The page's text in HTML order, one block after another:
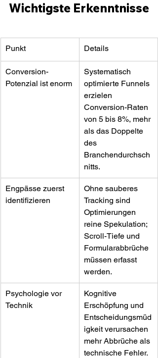
Wichtigste Erkenntnisse
Punkt Details
Conversion-
Potenzial ist enorm
Systematisch
optimierte Funnels
erzielen
Conversion-Raten
von 5 bis 8%, mehr
als das Doppelte
des
Branchendurchsch
nitts.
Engpässe zuerst
identifizieren
Ohne sauberes
Tracking sind
Optimierungen
reine Spekulation;
Scroll-Tiefe und
Formularabbrüche
müssen erfasst
werden.
Psychologie vor
Technik
Kognitive
Erschöpfung und
Entscheidungsmüd
igkeit verursachen
mehr Abbrüche als
technische Fehler.